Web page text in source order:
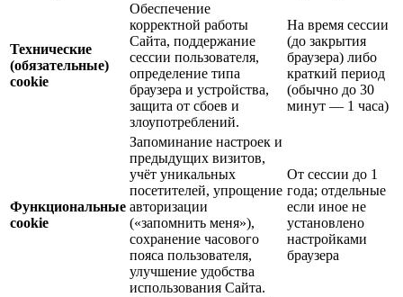
Технические
(обязательные)
cookie
Обеспечение
корректной работы
Сайта, поддержание
сессии пользователя,
определение типа
браузера и устройства,
защита от сбоев и
злоупотреблений.
На время сессии
(до закрытия
браузера) либо
краткий период
(обычно до 30
минут — 1 часа)
Функциональные
cookie
Запоминание настроек и
предыдущих визитов,
учёт уникальных
посетителей, упрощение
авторизации
(«запомнить меня»),
сохранение часового
пояса пользователя,
улучшение удобства
использования Сайта.
От сессии до 1
года; отдельные
если иное не
установлено
настройками
браузера